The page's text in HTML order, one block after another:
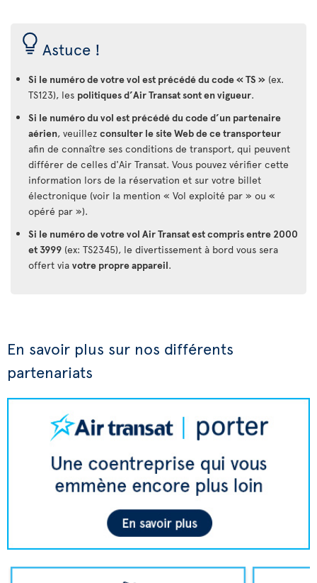
Astuce !
Si le numéro de votre vol est précédé du code « TS » (ex.
TS123), les politiques d’Air Transat sont en vigueur.
Si le numéro du vol est précédé du code d’un partenaire
aérien, veuillez consulter le site Web de ce transporteur
afin de connaître ses conditions de transport, qui peuvent
différer de celles d'Air Transat. Vous pouvez vérifier cette
information lors de la réservation et sur votre billet
électronique (voir la mention « Vol exploité par » ou «
opéré par »).
Si le numéro de votre vol Air Transat est compris entre 2000
et 3999 (ex: TS2345), le divertissement à bord vous sera
offert via votre propre appareil.
En savoir plus sur nos différents
partenariats